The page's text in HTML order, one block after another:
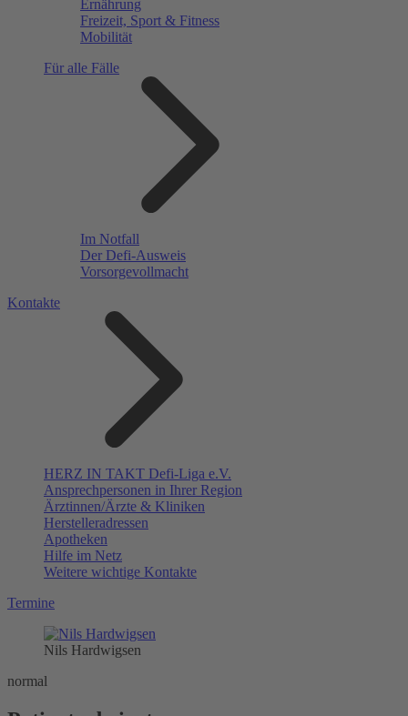
Ernährung
Freizeit, Sport & Fitness
Mobilität
Für alle Fälle
Im Notfall
Der Defi-Ausweis
Vorsorgevollmacht
Kontakte
HERZ IN TAKT Defi-Liga e.V.
Ansprechpersonen in Ihrer Region
Ärztinnen/Ärzte & Kliniken
Herstelleradressen
Apotheken
Hilfe im Netz
Weitere wichtige Kontakte
Termine
Nils Hardwigsen
normal